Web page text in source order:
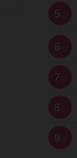
5 位
6 位
7 位
8 位
9 位